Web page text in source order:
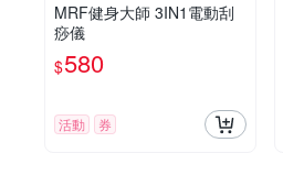
MRF健身大師 3IN1電動刮
痧儀
$580
活動 券